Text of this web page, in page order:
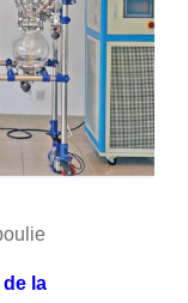
la